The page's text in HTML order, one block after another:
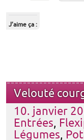
J’aime ça :
Velouté
10. janvier
Entrées,
Légumes,